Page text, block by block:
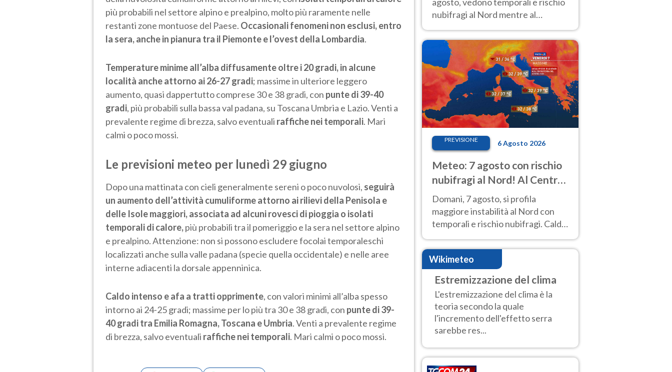
più probabili nel settore alpino e prealpino, molto più raramente nelle
restanti zone montuose del Paese. Occasionali fenomeni non esclusi, entro
la sera, anche in pianura tra il Piemonte e l’ovest della Lombardia.
Temperature minime all’alba diffusamente oltre i 20 gradi, in alcune
località anche attorno ai 26-27 gradi; massime in ulteriore leggero
aumento, quasi dappertutto comprese 30 e 38 gradi, con punte di 39-40
gradi, più probabili sulla bassa val padana, su Toscana Umbria e Lazio. Venti a
prevalente regime di brezza, salvo eventuali raffiche nei temporali. Mari
calmi o poco mossi.
Le previsioni meteo per lunedì 29 giugno
Dopo una mattinata con cieli generalmente sereni o poco nuvolosi, seguirà
un aumento dell’attività cumuliforme attorno ai rilievi della Penisola e
delle Isole maggiori, associata ad alcuni rovesci di pioggia o isolati
temporali di calore,più probabili tra il pomeriggio e la sera nel settore alpino
e prealpino. Attenzione: non si possono escludere focolai temporaleschi
localizzati anche sulla valle padana (specie quella occidentale) e nelle aree
interne adiacenti la dorsale appenninica.
Caldo intenso e afa a tratti opprimente, con valori minimi all’alba spesso
intorno ai 24-25 gradi; massime per lo più tra 30 e 38 gradi, con punte di 39-
40 gradi tra Emilia Romagna, Toscana e Umbria. Venti a prevalente regime
di brezza, salvo eventuali raffiche nei temporali. Mari calmi o poco mossi.
nubifragi al Nord mentre al
molto intenso.
PREVISIONE 6 Agosto 2026
Meteo: 7 agosto con rischio
nubifragi al Nord! Al Centro-
Sud caldo estremo
Domani, 7 agosto, si profila
maggiore instabilità al Nord con
temporali e rischio nubifragi. Caldo
previsioni.
Wikimeteo
Estremizzazione del clima
L'estremizzazione del clima è la
teoria secondo la quale
l'incremento dell'effetto serra
sarebbe res...